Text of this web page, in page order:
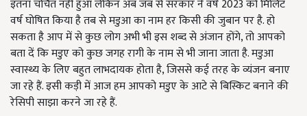
इतना चर्चित नहीं हुआ लेकिन अब जब से सरकार ने वर्ष 2023 को मिलिट
वर्ष घोषित किया है तब से मडुआ का नाम हर किसी की जुबान पर है. हो
सकता है आप में से कुछ लोग अभी भी इस शब्द से अंजान होंगे, तो आपको
बता दें कि मडुए को कुछ जगह रागी के नाम से भी जाना जाता है. मडुआ
स्वास्थ्य के लिए बहुत लाभदायक होता है, जिससे कई तरह के व्यंजन बनाए
जा रहे हैं. इसी कड़ी में आज हम आपको मडुए के आटे से बिस्किट बनाने की
रेसिपी साझा करने जा रहे हैं.